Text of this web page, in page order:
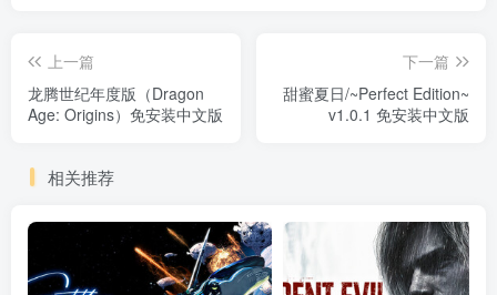
上一篇
龙腾世纪年度版（Dragon
Age: Origins）免安装中文版
下一篇
甜蜜夏日/~Perfect Edition~
v1.0.1 免安装中文版
相关推荐